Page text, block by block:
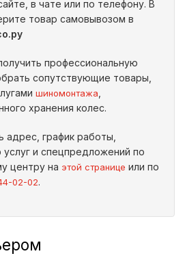
в чате или по телефону. В
товар самовывозом в
профессиональную
сопутствующие товары,
шиномонтажа
хранения колес.
график работы,
и спецпредложений по
центру на этой странице или по
02-02.